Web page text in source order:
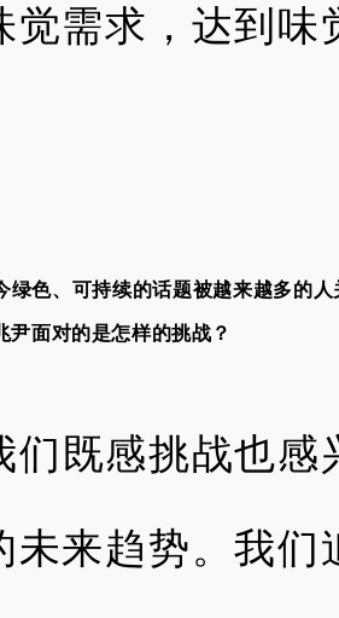
觉需求，达到味
绿色、可持续的话题被越来越多的
尹面对的是怎样的挑战？
们既感挑战也感
未来趋势。我们